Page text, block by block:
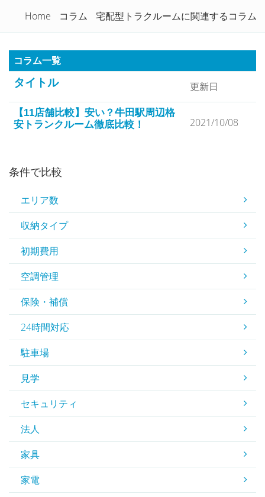
トランクルームを徹底比較！
Home コラム 宅配型トラクルームに関連するコラム
コラム一覧
タイトル 更新日
【11店舗比較】安い？牛田駅周辺格
安トランクルーム徹底比較！
2021/10/08
条件で比較
エリア数
収納タイプ
初期費用
空調管理
保険・補償
24時間対応
駐車場
見学
セキュリティ
法人
家具
家電